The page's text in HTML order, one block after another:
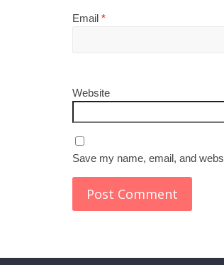
Email *
Website
Save my name, email, and